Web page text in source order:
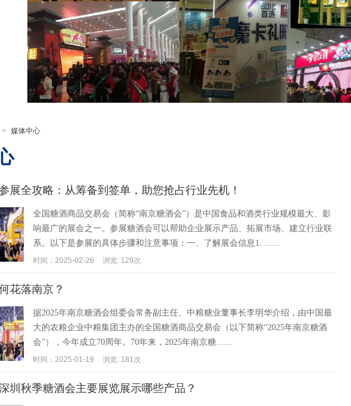
参展费用
参展资质
如何申请门票
合作媒体
案例分析
常见问题解答
> 媒体中心
展全攻略：从筹备到签单，助您抢占行业先机！
全国糖酒商品交易会（简称“南京糖酒会”）是中国食品和酒类行业规模最大、影
响最广的展会之一。参展糖酒会可以帮助企业展示产品、拓展市场、建立行业联
系。以下是参展的具体步骤和注意事项：一、了解展会信息1. ...…
时间：2025-02-26 浏览: 129次
花落南京？
据2025年南京糖酒会组委会常务副主任、中粮糖业董事长李明华介绍，由中国最
大的农粮企业中粮集团主办的全国糖酒商品交易会（以下简称“2025年南京糖酒
会”），今年成立70周年。70年来，2025年南京糖...…
时间：2025-01-19 浏览: 181次
圳秋季糖酒会主要展览展示哪些产品？